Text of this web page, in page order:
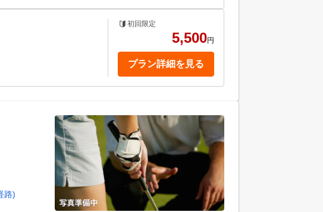
初回限定
5,500円
プラン詳細を見る
路)